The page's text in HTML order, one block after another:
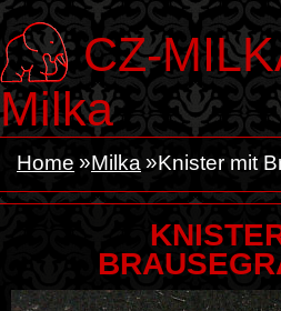
CZ-
Milka
Home Milka Knister mit